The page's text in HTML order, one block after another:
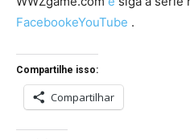
FacebookeYouTube .
Compartilhe isso:
Compartilhar